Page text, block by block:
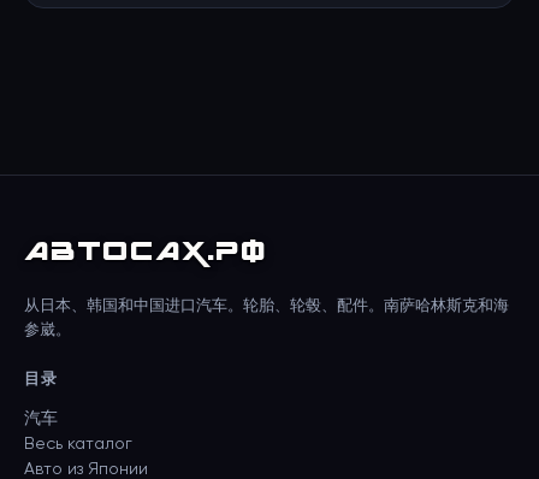
АВТОСАХ.РФ
从日本、韩国和中国进口汽车。轮胎、轮毂、配件。南萨哈林斯克和海
参崴。
目录
汽车
Весь каталог
Авто из Японии